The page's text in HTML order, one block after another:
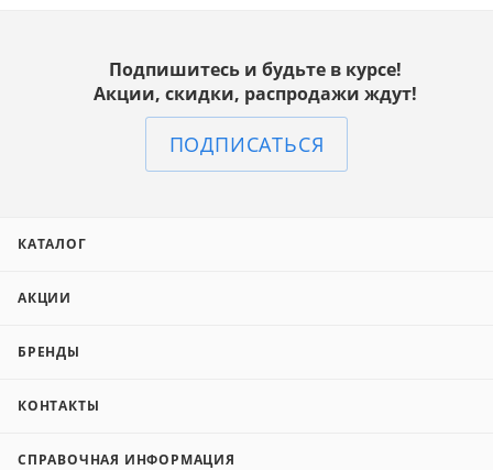
Подпишитесь и будьте в курсе!
Акции, скидки, распродажи ждут!
ПОДПИСАТЬСЯ
КАТАЛОГ
АКЦИИ
БРЕНДЫ
КОНТАКТЫ
СПРАВОЧНАЯ ИНФОРМАЦИЯ